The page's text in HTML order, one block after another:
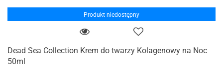
Produkt niedostępny
Dead Sea Collection Krem do twarzy Kolagenowy na Noc
50ml